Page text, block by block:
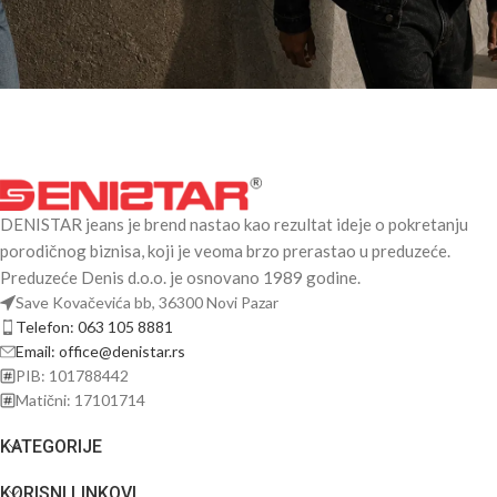
DENISTAR jeans je brend nastao kao rezultat ideje o pokretanju
porodičnog biznisa, koji je veoma brzo prerastao u preduzeće.
Preduzeće Denis d.o.o. je osnovano 1989 godine.
Save Kovačevića bb, 36300 Novi Pazar
Telefon: 063 105 8881
Email: office@denistar.rs
PIB: 101788442
Matični: 17101714
KATEGORIJE